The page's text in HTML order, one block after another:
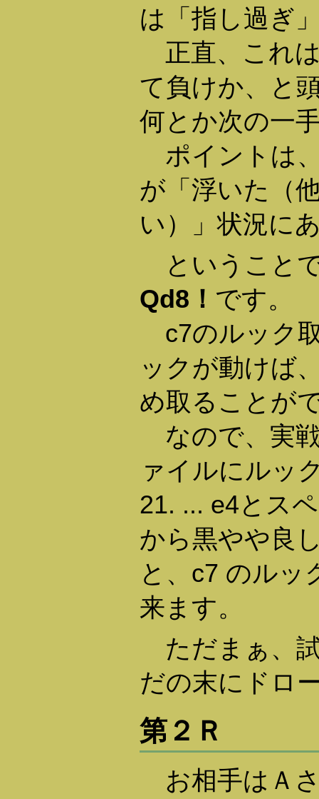
は「指し過ぎ
正直、これ
て負けか、と
何とか次の一
ポイントは
が「浮いた（
い）」状況に
ということ
Qd8！ です。
c7のルック
ックが動けば
め取ることが
なので、実
ァイルにルッ
21. ... e4とス
から黒やや良
と、c7 のルッ
来ます。
ただまぁ、
だの末にドロ
第２Ｒ
お相手はＡ